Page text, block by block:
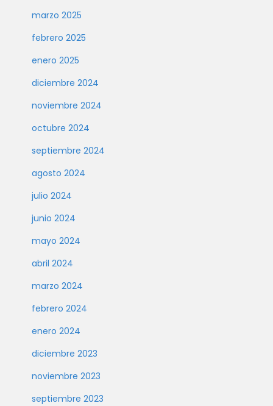
marzo 2025
febrero 2025
enero 2025
diciembre 2024
noviembre 2024
octubre 2024
septiembre 2024
agosto 2024
julio 2024
junio 2024
mayo 2024
abril 2024
marzo 2024
febrero 2024
enero 2024
diciembre 2023
noviembre 2023
septiembre 2023